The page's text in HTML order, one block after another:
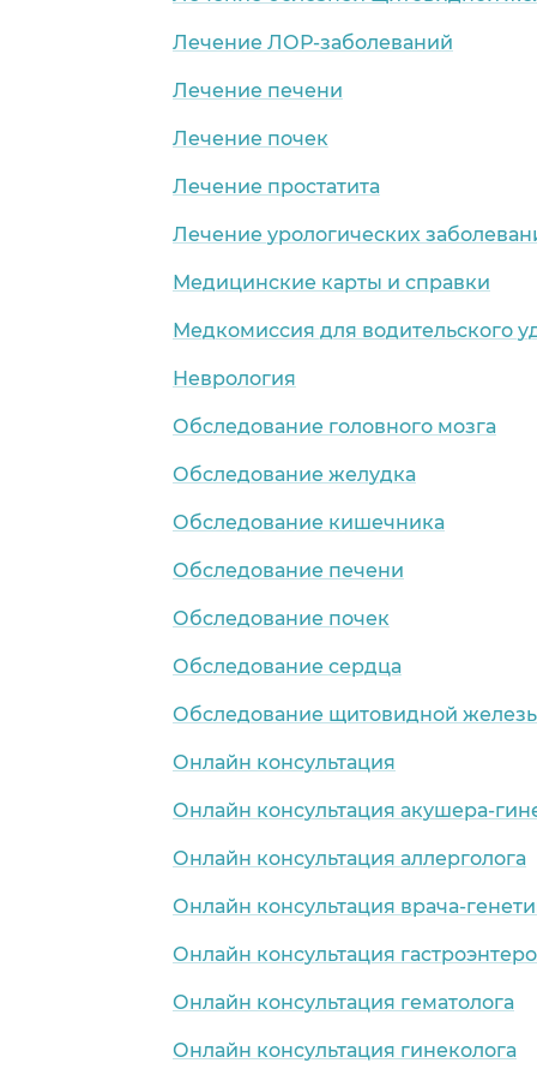
Лечение ЛОР-заболеваний
Лечение печени
Лечение почек
Лечение простатита
Лечение урологических
Медицинские карты и справки
Медкомиссия для водительского
Неврология
Обследование головного мозга
Обследование желудка
Обследование кишечника
Обследование печени
Обследование почек
Обследование сердца
Обследование щитовидной
Онлайн консультация
Онлайн консультация акушера-
Онлайн консультация аллерголога
Онлайн консультация врача-
Онлайн консультация
Онлайн консультация гематолога
Онлайн консультация гинеколога